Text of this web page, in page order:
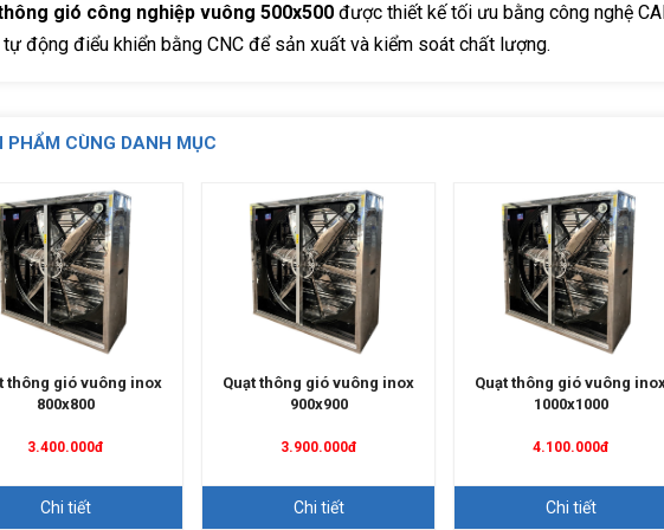
gió công nghiệp vuông 500x500được thiết kế tối ưu bằng công nghệ
tự động điểu khiển bằng CNC để sản xuất và kiểm soát chất lượng.
PHẨM CÙNG DANH MỤC
thông gió vuông inox
800x800
3.400.000đ
Chi tiết
Quạt thông gió vuông inox
900x900
3.900.000đ
Chi tiết
Quạt thông gió vuông
1000x1000
4.100.000đ
Chi tiết